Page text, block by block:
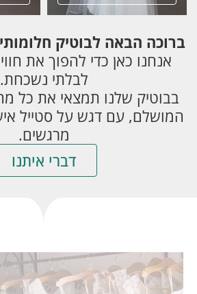
ברוכה הבאה לבוטיק
אנחנו כאן כדי להפוך את
לבלתי נשכחת.
בבוטיק שלנו תמצאי את כל
המושלם, עם דגש על סטייל
מרגשים.
דברי איתנו